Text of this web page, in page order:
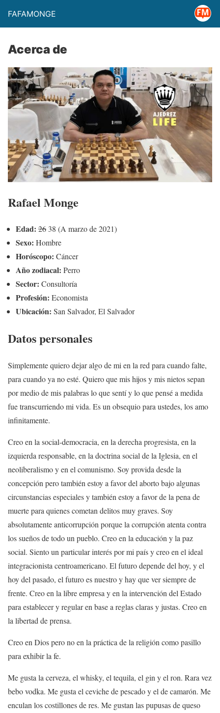
FAFAMONGE
Acerca de
Rafael Monge
Edad: 26 38 (A marzo de 2021)
Sexo: Hombre
Horóscopo: Cáncer
Año zodiacal: Perro
Sector: Consultoría
Profesión: Economista
Ubicación: San Salvador, El Salvador
Datos personales
Simplemente quiero dejar algo de mi en la red para cuando falte,
para cuando ya no esté. Quiero que mis hijos y mis nietos sepan
por medio de mis palabras lo que sentí y lo que pensé a medida
fue transcurriendo mi vida. Es un obsequio para ustedes, los amo
infinitamente.
Creo en la social-democracia, en la derecha progresista, en la
izquierda responsable, en la doctrina social de la Iglesia, en el
neoliberalismo y en el comunismo. Soy provida desde la
concepción pero también estoy a favor del aborto bajo algunas
circunstancias especiales y también estoy a favor de la pena de
muerte para quienes cometan delitos muy graves. Soy
absolutamente anticorrupción porque la corrupción atenta contra
los sueños de todo un pueblo. Creo en la educación y la paz
social. Siento un particular interés por mi país y creo en el ideal
integracionista centroamericano. El futuro depende del hoy, y el
hoy del pasado, el futuro es nuestro y hay que ver siempre de
frente. Creo en la libre empresa y en la intervención del Estado
para establecer y regular en base a reglas claras y justas. Creo en
la libertad de prensa.
Creo en Dios pero no en la práctica de la religión como pasillo
para exhibir la fe.
Me gusta la cerveza, el whisky, el tequila, el gin y el ron. Rara vez
bebo vodka. Me gusta el ceviche de pescado y el de camarón. Me
enculan los costillones de res. Me gustan las pupusas de queso